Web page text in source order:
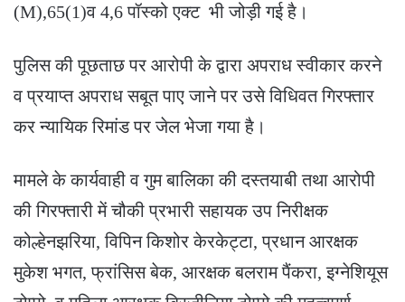
(M),65(1)व 4,6 पॉस्को एक्ट भी जोड़ी गई है।
पुलिस की पूछताछ पर आरोपी के द्वारा अपराध स्वीकार करने
व प्रयाप्त अपराध सबूत पाए जाने पर उसे विधिवत गिरफ्तार
कर न्यायिक रिमांड पर जेल भेजा गया है।
मामले के कार्यवाही व गुम बालिका की दस्तयाबी तथा आरोपी
की गिरफ्तारी में चौकी प्रभारी सहायक उप निरीक्षक
कोल्हेनझरिया, विपिन किशोर केरकेट्टा, प्रधान आरक्षक
मुकेश भगत, फ्रांसिस बेक, आरक्षक बलराम पैंकरा, इग्नेशियूस